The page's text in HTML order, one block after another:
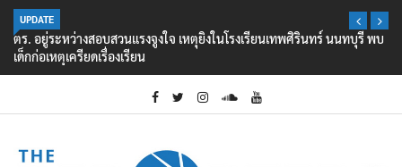
UPDATE
ตร. อยู่ระหว่างสอบสวนแรงจูงใจ เหตุยิงในโรงเรียนเทพศิรินทร์ นนทบุรี พบ
เด็กก่อเหตุเครียดเรื่องเรียน